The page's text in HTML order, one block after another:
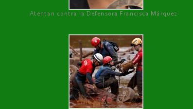
Atentan contra la Defensora Francisca Márquez